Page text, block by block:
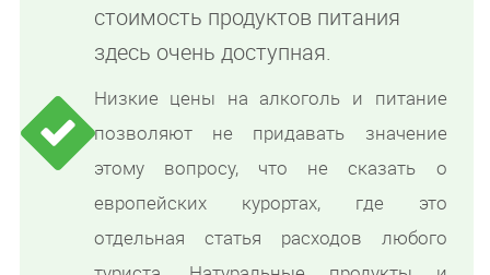
стоимость продуктов питания
здесь очень доступная.
Низкие цены на алкоголь и питание
позволяют не придавать значение
этому вопросу, что не сказать о
европейских курортах, где это
отдельная статья расходов любого